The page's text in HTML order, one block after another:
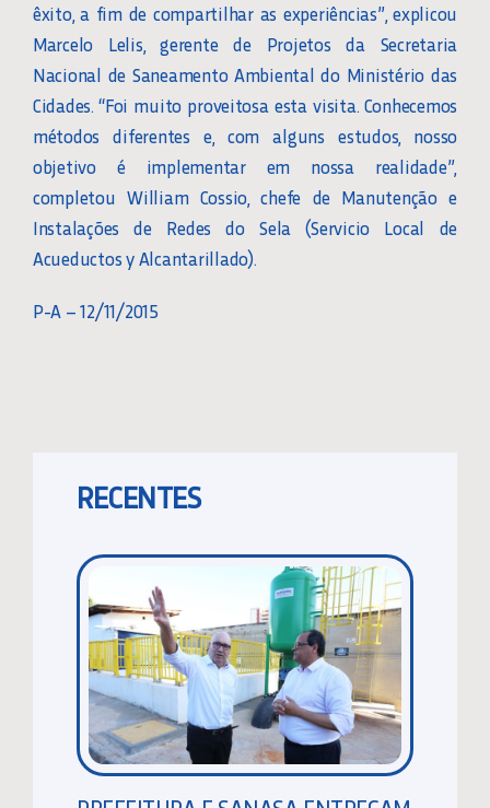
êxito, a fim de compartilhar as experiências”, explicou
Marcelo Lelis, gerente de Projetos da Secretaria
Nacional de Saneamento Ambiental do Ministério das
Cidades. “Foi muito proveitosa esta visita. Conhecemos
métodos diferentes e, com alguns estudos, nosso
objetivo é implementar em nossa realidade”,
completou William Cossio, chefe de Manutenção e
Instalações de Redes do Sela (Servicio Local de
Acueductos y Alcantarillado).
P-A – 12/11/2015
RECENTES